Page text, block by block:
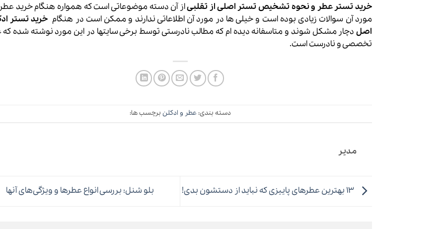
خرید تستر عطر ونحوه تشخیص تستر اصلی از تقلبیاز آن دسته موضوعاتی است که همواره هنگام خرید
مورد آن سوالات زیادی بوده است و خیلی ها در مورد آن اطلاعاتی ندارند و ممکن است در هنگام خرید تستر
اصل دچار مشکل شوند و متاسفانه دیده ام که مطالب نادرستی توسط برخی سایتها در این مورد نوشته شده که
تخصصی و نادرست است.
دسته بندی:عطر و ادکلن برچسب ها:
مدیر
بلو شنل: بررسی انواع عطرها و ویژگی‌های آنها